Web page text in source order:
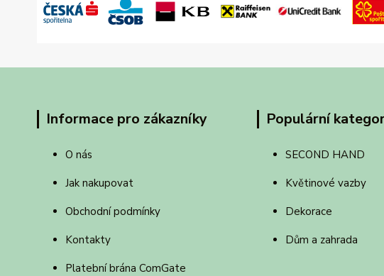
Informace pro zákazníky
O nás
Jak nakupovat
Obchodní podmínky
Kontakty
Platební brána ComGate
Populární
SECOND HAND
Květinové vazby
Dekorace
Dům a zahrada